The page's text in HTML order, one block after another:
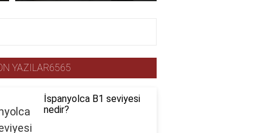
YAZILAR6565
İspanyolca B1 seviyesi
nedir?